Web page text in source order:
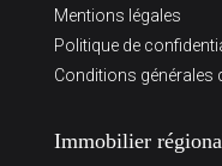
Mentions légales
Politique de
Conditions générales
Immobilier